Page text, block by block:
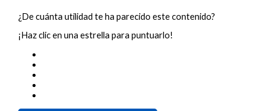
¿De cuánta utilidad te ha parecido este contenido?
¡Haz clic en una estrella para puntuarlo!